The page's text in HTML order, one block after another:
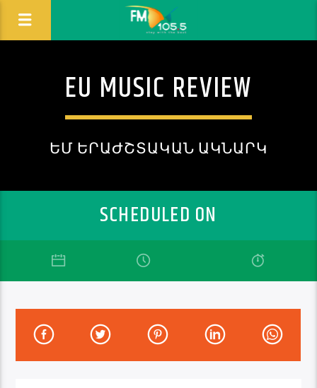
EU MUSIC REVIEW
ԵՄ ԵՐԱԺՇՏԱԿԱՆ ԱԿՆԱՐԿ
SCHEDULED ON